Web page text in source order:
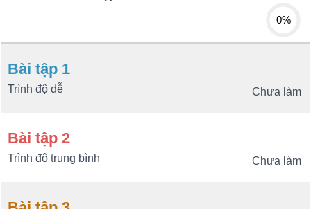
0%
Bài tập 1
Chưa làm
Trình độ dễ
Bài tập 2
Chưa làm
Trình độ trung bình